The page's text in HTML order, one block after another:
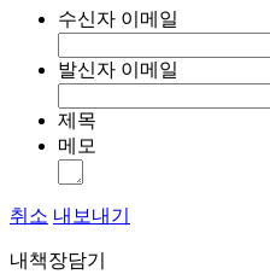
수신자 이메일
발신자 이메일
제목
메모
취소 내보내기
내책장담기